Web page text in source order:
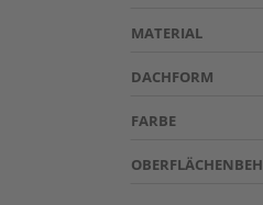
MATERIAL
DACHFORM
FARBE